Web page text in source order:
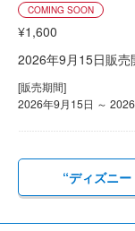
COMING SOON
¥1,600
2026年9月15日販売
[販売期間]
2026年9月15日 ～
“ディズニ